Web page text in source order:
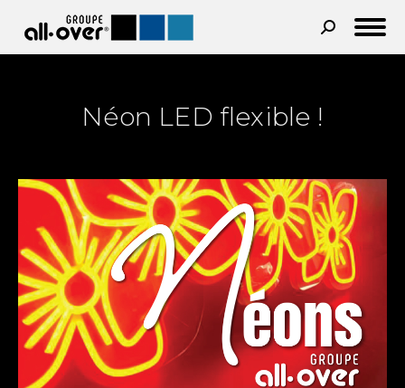
Recherche
:
Néon LED flexible !